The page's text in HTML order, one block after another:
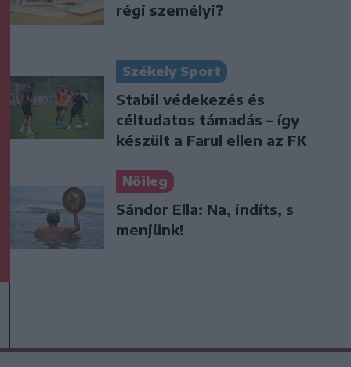
régi személyi?
Székely Sport
Stabil védekezés és
céltudatos támadás – így
készült a Farul ellen az FK
Nőileg
Sándor Ella: Na, indíts, s
menjünk!